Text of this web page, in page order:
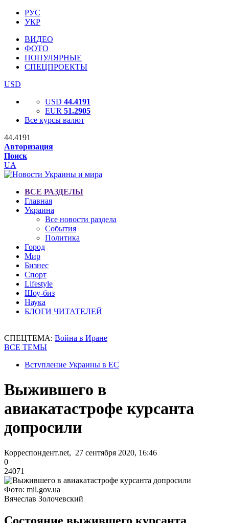
РУС
УКР
ВИДЕО
ФОТО
ПОПУЛЯРНЫЕ
СПЕЦПРОЕКТЫ
USD
USD 44.4191
EUR 51.2905
Все курсы валют
44.4191
Авторизация
Поиск
UA
ВСЕ РАЗДЕЛЫ
Главная
Украина
Все новости раздела
События
Политика
Город
Мир
Бизнес
Спорт
Lifestyle
Шоу-биз
Наука
БЛОГИ ЧИТАТЕЛЕЙ
СПЕЦТЕМА: Война в Иране
ВСЕ ТЕМЫ
Вступление Украины в ЕС
Выжившего в
авиакатастрофе курсанта
допросили
Корреспондент.net, 27 сентября 2020, 16:46
0
24071
Фото: mil.gov.ua
Вячеслав Золочевский
Состояние выжившего курсанта